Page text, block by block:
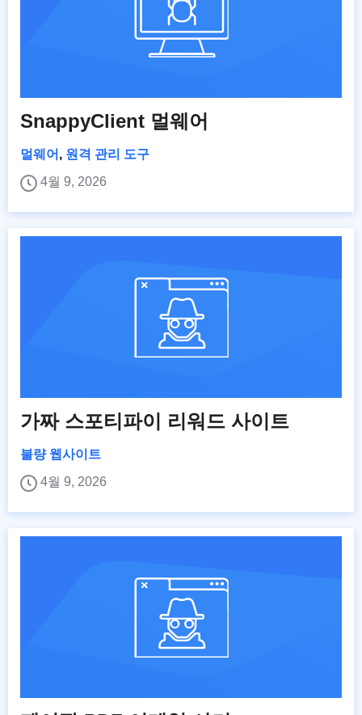
SnappyClient 멀웨어
멀웨어 , 원격 관리 도구
4월 9, 2026
가짜 스포티파이 리워드 사이트
불량 웹사이트
4월 9, 2026